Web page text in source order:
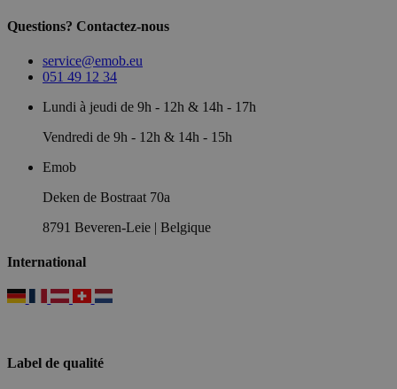
Questions? Contactez-nous
service@emob.eu
051 49 12 34
Lundi à jeudi de 9h - 12h & 14h - 17h
Vendredi de 9h - 12h & 14h - 15h
Emob
Deken de Bostraat 70a
8791 Beveren-Leie | Belgique
International
Label de qualité